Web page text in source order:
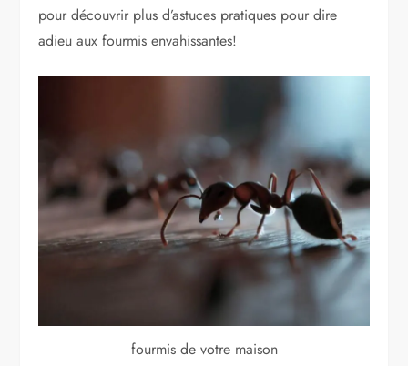
pour découvrir plus d’astuces pratiques pour dire
adieu aux fourmis envahissantes!
fourmis de votre maison